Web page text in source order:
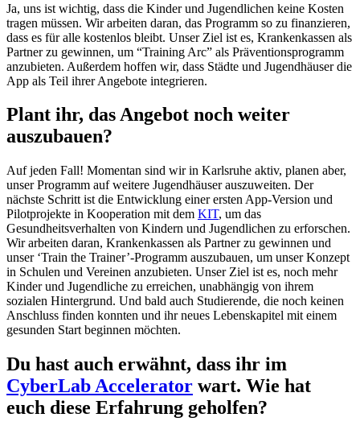
Ja, uns ist wichtig, dass die Kinder und Jugendlichen keine Kosten
tragen müssen. Wir arbeiten daran, das Programm so zu finanzieren,
dass es für alle kostenlos bleibt. Unser Ziel ist es, Krankenkassen als
Partner zu gewinnen, um “Training Arc” als Präventionsprogramm
anzubieten. Außerdem hoffen wir, dass Städte und Jugendhäuser die
App als Teil ihrer Angebote integrieren.
Plant ihr, das Angebot noch weiter
auszubauen?
Auf jeden Fall! Momentan sind wir in Karlsruhe aktiv, planen aber,
unser Programm auf weitere Jugendhäuser auszuweiten. Der
nächste Schritt ist die Entwicklung einer ersten App-Version und
Pilotprojekte in Kooperation mit dem KIT, um das
Gesundheitsverhalten von Kindern und Jugendlichen zu erforschen.
Wir arbeiten daran, Krankenkassen als Partner zu gewinnen und
unser ‘Train the Trainer’-Programm auszubauen, um unser Konzept
in Schulen und Vereinen anzubieten. Unser Ziel ist es, noch mehr
Kinder und Jugendliche zu erreichen, unabhängig von ihrem
sozialen Hintergrund. Und bald auch Studierende, die noch keinen
Anschluss finden konnten und ihr neues Lebenskapitel mit einem
gesunden Start beginnen möchten.
Du hast auch erwähnt, dass ihr im
CyberLab Accelerator wart. Wie hat
euch diese Erfahrung geholfen?